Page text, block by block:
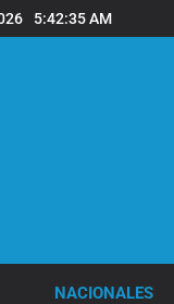
5:42:35 AM
NACIONALES